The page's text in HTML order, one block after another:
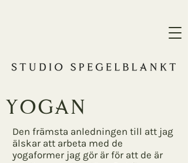
yogAn
Den främsta anledningen till att jag
älskar att arbeta med de
yogaformer jag gör är för att de är